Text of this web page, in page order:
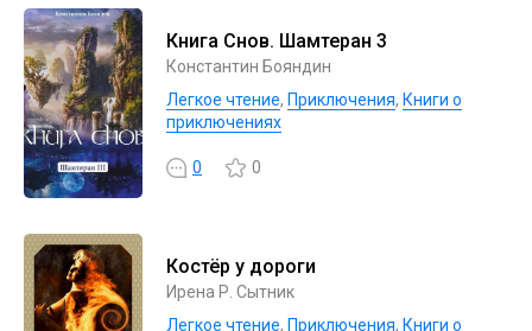
Книга Снов. Шамтеран 3
Константин Бояндин
Легкое чтение, Приключения, Книги о
приключениях
0 0
Костёр у дороги
Ирена Р. Сытник
Легкое чтение, Приключения, Книги о